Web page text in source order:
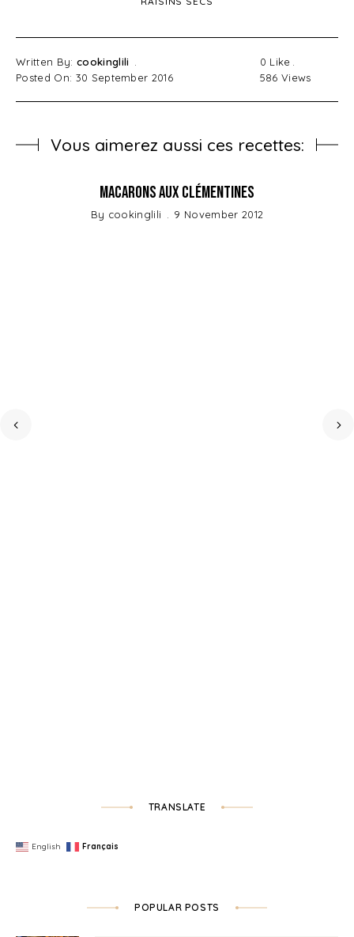
Written By: cookinglili
Posted On: 30 September 2016
0 Like
586 Views
Vous aimerez aussi ces recettes:
Macarons aux Clémentines
By cookinglili 9 November 2012
TRANSLATE
English Français
POPULAR POSTS